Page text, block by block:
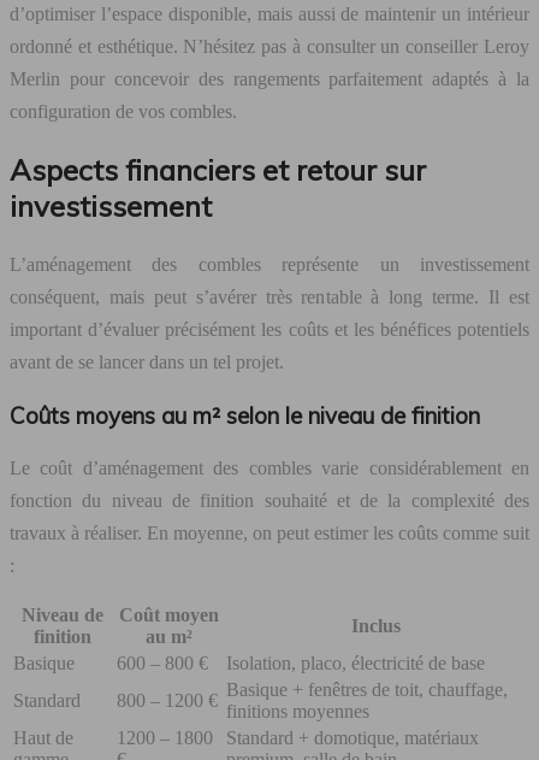
d’optimiser l’espace disponible, mais aussi de maintenir un intérieur
ordonné et esthétique. N’hésitez pas à consulter un conseiller Leroy
Merlin pour concevoir des rangements parfaitement adaptés à la
configuration de vos combles.
Aspects financiers et retour sur
investissement
L’aménagement des combles représente un investissement
conséquent, mais peut s’avérer très rentable à long terme. Il est
important d’évaluer précisément les coûts et les bénéfices potentiels
avant de se lancer dans un tel projet.
Coûts moyens au m² selon le niveau de finition
Le coût d’aménagement des combles varie considérablement en
fonction du niveau de finition souhaité et de la complexité des
travaux à réaliser. En moyenne, on peut estimer les coûts comme suit
:
Niveau de
finition
Coût moyen
au m²
Inclus
Basique
600 – 800 €
Isolation, placo, électricité de base
Standard
800 – 1200 €
Basique + fenêtres de toit, chauffage,
finitions moyennes
Haut de
1200 – 1800
Standard + domotique, matériaux